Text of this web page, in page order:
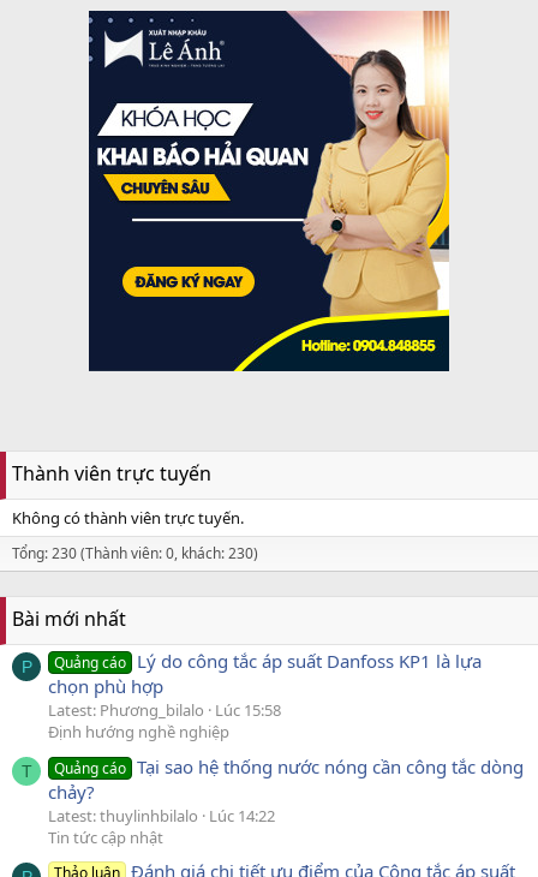
Thành viên trực tuyến
Không có thành viên trực tuyến.
Tổng: 230 (Thành viên: 0, khách: 230)
Bài mới nhất
P Quảng cáo Lý do công tắc áp suất Danfoss KP1 là lựa
chọn phù hợp
Latest: Phương_bilalo
Lúc 15:58
Định hướng nghề nghiệp
T Quảng cáo Tại sao hệ thống nước nóng cần công tắc dòng
chảy?
Latest: thuylinhbilalo
Lúc 14:22
Tin tức cập nhật
Thảo luận Đánh giá chi tiết ưu điểm của Công tắc áp suất